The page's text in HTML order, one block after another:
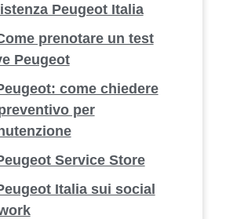
Peugeot Italia
prenotare un test
Peugeot
come chiedere
per
Service Store
Italia sui social